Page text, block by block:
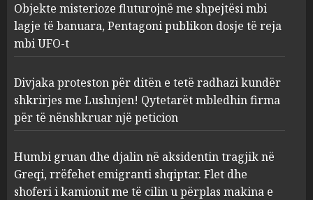
AUGUST 8, 2026
4
aksidentin tragjik në Greqi,
rrëfehet emigranti shqiptar.
Flet dhe shoferi i kamionit me
të cilin u përplas makina e
viktimave
Me Erdogan, apo me Macron
dhe BE? Rasti i 32-vjeçares
turke vë në dilemë Shqipërinë
Objekte misterioze fluturojnë me shpejtësi mbi
lagje të banuara, Pentagoni publikon dosje të reja
mbi UFO-t
Divjaka proteston për ditën e tetë radhazi kundër
shkrirjes me Lushnjen! Qytetarët mbledhin firma
për të nënshkruar një peticion
Humbi gruan dhe djalin në aksidentin tragjik në
Greqi, rrëfehet emigranti shqiptar. Flet dhe
shoferi i kamionit me të cilin u përplas makina e